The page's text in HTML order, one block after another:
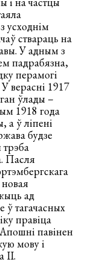
усходнім
ствараць на
У адным з
падрабязна,
перамогі
верасні 1917
ўлады –
1918 года
а ў ліпені
будзе
Пасля
ад
ў тагачасных
правіца
павінен
мову і
II.